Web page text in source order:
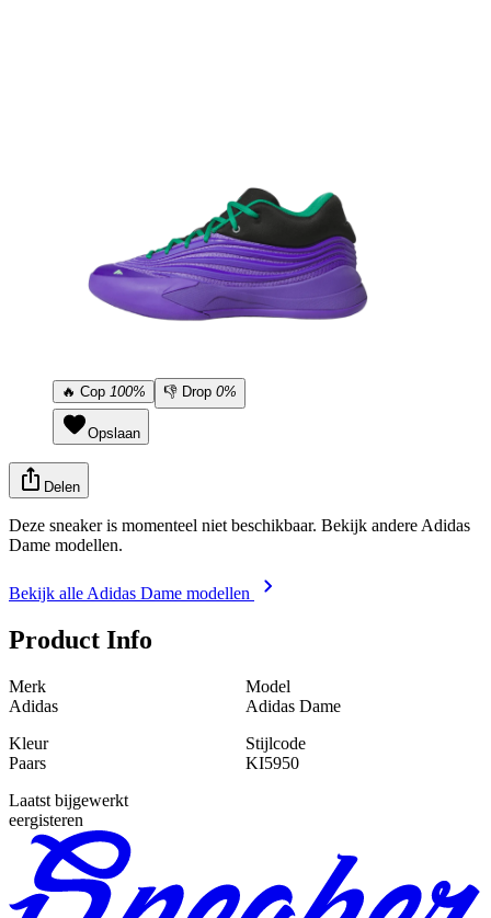
🔥 Cop 100% 👎 Drop 0%
Opslaan
Delen
Deze sneaker is momenteel niet beschikbaar. Bekijk andere Adidas
Dame modellen.
Bekijk alle Adidas Dame modellen
Product Info
Merk
Adidas
Model
Adidas Dame
Kleur
Paars
Stijlcode
KI5950
Laatst bijgewerkt
eergisteren